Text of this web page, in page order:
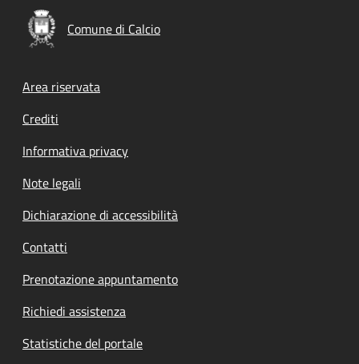
Comune di Calcio
Footer menu
Area riservata
Crediti
Informativa privacy
Note legali
Dichiarazione di accessibilità
Contatti
Prenotazione appuntamento
Richiedi assistenza
Statistiche del portale